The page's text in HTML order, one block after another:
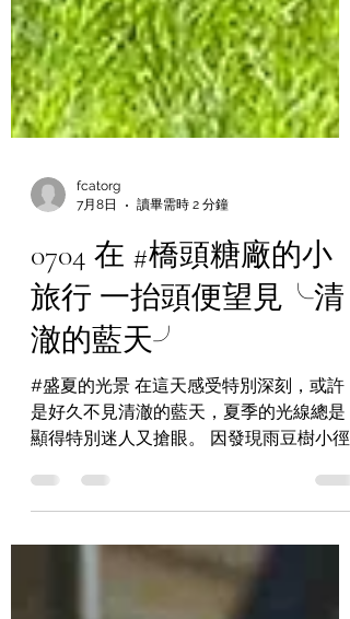
fcatorg
7月8日
讀畢需時 2 分鐘
0704 在 #橋頭糖廠的小
旅行 一抬頭便望見╰清
澈的藍天╯
#盛夏的光景 在這天感受特別深刻，或許
顯得特別迷人又搶眼。 因發現雨豆樹小徑
臨時修路，在志工行前會議時，大家就熱
烈討論起自行車路線該怎麼騎，算是一種
突破重圍的感覺吧，總是會找到合適的路